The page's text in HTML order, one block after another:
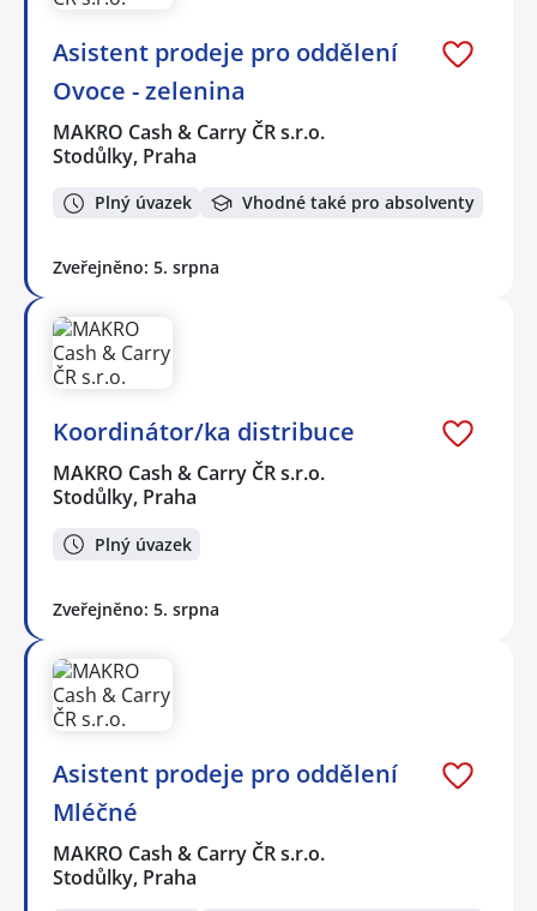
Asistent prodeje pro oddělení
Ovoce - zelenina
MAKRO Cash & Carry ČR s.r.o.
Stodůlky, Praha
Plný úvazek Vhodné také pro absolventy
Zveřejněno: 5. srpna
Koordinátor/ka distribuce
MAKRO Cash & Carry ČR s.r.o.
Stodůlky, Praha
Plný úvazek
Zveřejněno: 5. srpna
Asistent prodeje pro oddělení
Mléčné
MAKRO Cash & Carry ČR s.r.o.
Stodůlky, Praha